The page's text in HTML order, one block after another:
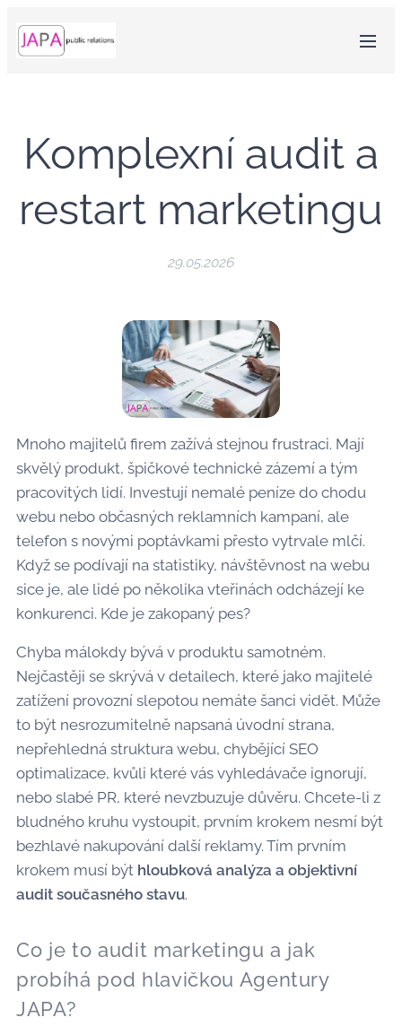
Komplexní audit a
restart marketingu
29.05.2026
Mnoho majitelů firem zažívá stejnou frustraci. Mají
skvělý produkt, špičkové technické zázemí a tým
pracovitých lidí. Investují nemalé peníze do chodu
webu nebo občasných reklamních kampaní, ale
telefon s novými poptávkami přesto vytrvale mlčí.
Když se podívají na statistiky, návštěvnost na webu
sice je, ale lidé po několika vteřinách odcházejí ke
konkurenci. Kde je zakopaný pes?
Chyba málokdy bývá v produktu samotném.
Nejčastěji se skrývá v detailech, které jako majitelé
zatížení provozní slepotou nemáte šanci vidět. Může
to být nesrozumitelně napsaná úvodní strana,
nepřehledná struktura webu, chybějící SEO
optimalizace, kvůli které vás vyhledávače ignorují,
nebo slabé PR, které nevzbuzuje důvěru. Chcete-li z
bludného kruhu vystoupit, prvním krokem nesmí být
bezhlavé nakupování další reklamy. Tím prvním
krokem musí být hloubková analýza a objektivní
audit současného stavu.
Co je to audit marketingu a jak
probíhá pod hlavičkou Agentury
JAPA?